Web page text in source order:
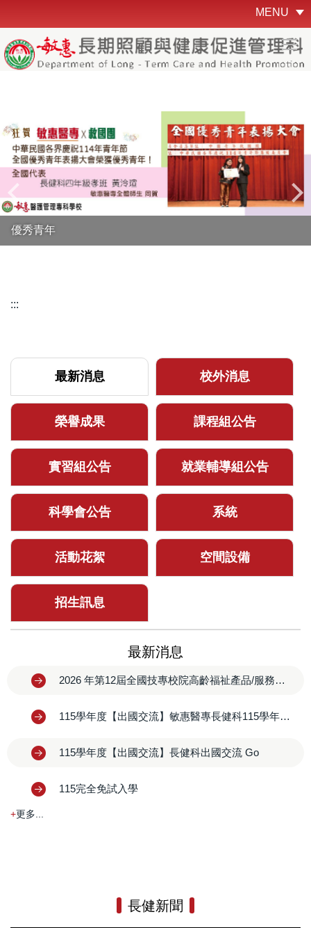
到
主
要
MENU
優秀青年
:::
最新消息 校外消息
榮譽成果 課程組公告
實習組公告 就業輔導組公告
科學會公告 系統
活動花絮 空間設備
招生訊息
最新消息
2026 年第12屆全國技專校院高齡福祉產品/服務創新設計競賽
115學年度【出國交流】敏惠醫專長健科115學年度日本海外交流遴選結果公告
115學年度【出國交流】長健科出國交流 Go
115完全免試入學
更多...
長健新聞